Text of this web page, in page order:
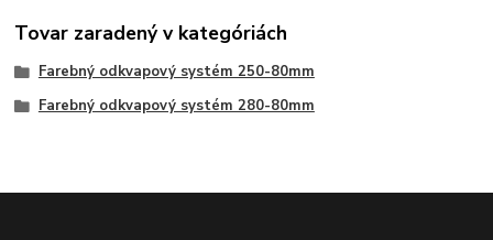
Tovar zaradený v kategóriách
Farebný odkvapový systém 250-80mm
Farebný odkvapový systém 280-80mm